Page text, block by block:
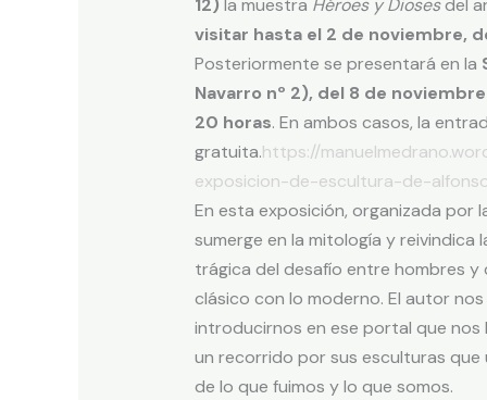
12) la muestra Héroes y Diosesdel
visitar hasta el 2 de noviembre,
Posteriormente se presentará en la
Navarro nº 2), del 8 de
20 horas. En ambos casos, la
gratuita.https://
exposicion-de-escultura-de-
En esta exposición, organizada por
sumerge en la mitología y reivindica
trágica del desafío entre hombres
clásico con lo moderno. El autor
introducirnos en ese portal que nos
un recorrido por sus esculturas que
de lo que fuimos y lo que somos.